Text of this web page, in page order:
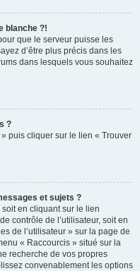
blanche ?!
que le serveur puisse les
d’être plus précis dans les
dans lesquels vous souhaitez
?
puis cliquer sur le lien « Trouver
et sujets ?
en cliquant sur le lien
contrôle de l’utilisateur, soit en
de l’utilisateur » sur la page de
« Raccourcis » situé sur la
recherche de vos propres
convenablement les options